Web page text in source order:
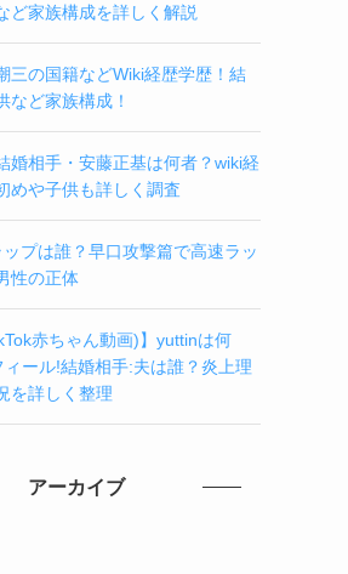
ど家族構成を詳しく解説
三の国籍などWiki経歴学歴！結
など家族構成！
婚相手・安藤正基は何者？wiki経
めや子供も詳しく調査
プは誰？早口攻撃篇で高速ラッ
性の正体
赤ちゃん動画)】yuttinは何
ール!結婚相手:夫は誰？炎上理
を詳しく整理
アーカイブ